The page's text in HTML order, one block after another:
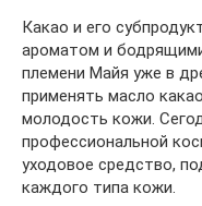
Какао и его
ароматом и
племени Майя уже в
применять масло
молодость кожи.
профессиональной
уходовое средство,
каждого типа кожи.